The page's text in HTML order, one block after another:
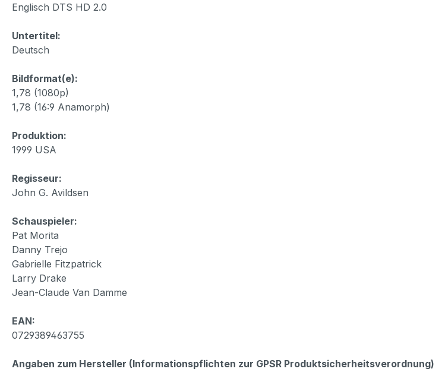
Englisch DTS HD 2.0
Untertitel:
Deutsch
Bildformat(e):
1,78 (1080p)
1,78 (16:9 Anamorph)
Produktion:
1999 USA
Regisseur:
John G. Avildsen
Schauspieler:
Pat Morita
Danny Trejo
Gabrielle Fitzpatrick
Larry Drake
Jean-Claude Van Damme
EAN:
0729389463755
Angaben zum Hersteller (Informationspflichten zur GPSR Produktsicherheitsverordnung)